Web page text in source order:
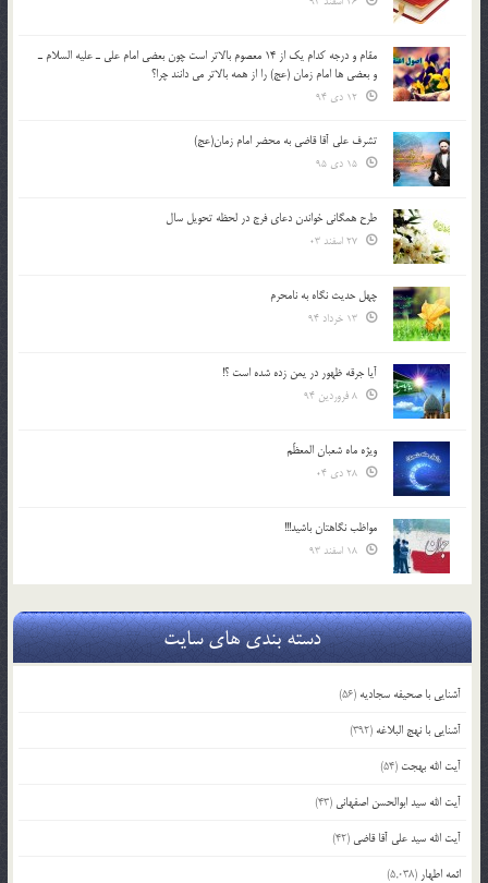
مقام و درجه كدام يك از 14 معصوم بالاتر است چون بعضي امام علي ـ عليه السلام ـ
و بعضي ها امام زمان (عج) را از همه بالاتر مي دانند چرا؟
تشرف علي آقا قاضي به محضر امام زمان(عج)
طرح همگانی خواندن دعای فرج در لحظه تحویل سال
چهل حدیث نگاه به نامحرم
آیا جرقه ظهور در یمن زده شده است ؟!
ویژه ماه شعبان المعظّم
مواظب نگاهتان باشید!!!
دسته بندی های سایت
آشنایی با صحیفه سجادیه (56)
آشنایی با نهج البلاغه (392)
آیت الله بهجت (54)
آیت الله سید ابوالحسن اصفهانی (43)
آیت الله سید علی آقا قاضی (42)
ائمه اطهار (5,038)